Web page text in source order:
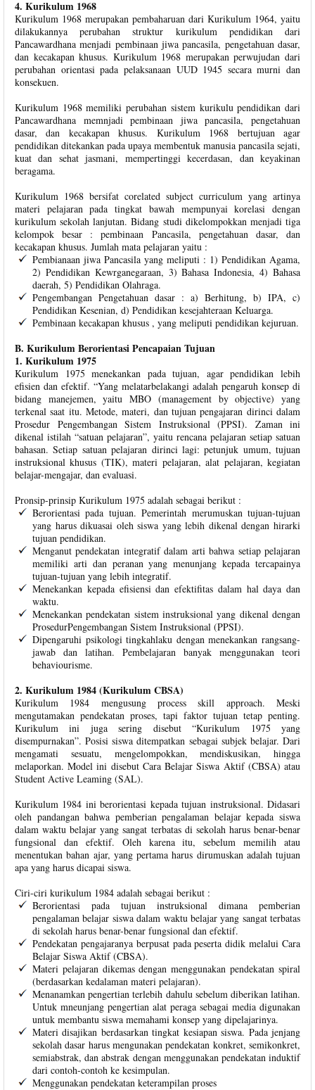
4. Kurikulum 1968
Kurikulum 1968 merupakan pembaharuan dari Kurikulum 1964, yaitu
dilakukannya perubahan struktur kurikulum pendidikan dari
Pancawardhana menjadi pembinaan jiwa pancasila, pengetahuan dasar,
dan kecakapan khusus. Kurikulum 1968 merupakan perwujudan dari
perubahan orientasi pada pelaksanaan UUD 1945 secara murni dan
konsekuen.
Kurikulum 1968 memiliki perubahan sistem kurikulu pendidikan dari
Pancawardhana memnjadi pembinaan jiwa pancasila, pengetahuan
dasar, dan kecakapan khusus. Kurikulum 1968 bertujuan agar
pendidikan ditekankan pada upaya membentuk manusia pancasila sejati,
kuat dan sehat jasmani, mempertinggi kecerdasan, dan keyakinan
beragama.
Kurikulum 1968 bersifat corelated subject curriculum yang artinya
materi pelajaran pada tingkat bawah mempunyai korelasi dengan
kurikulum sekolah lanjutan. Bidang studi dikelompokkan menjadi tiga
kelompok besar : pembinaan Pancasila, pengetahuan dasar, dan
kecakapan khusus. Jumlah mata pelajaran yaitu :
Pembianaan jiwa Pancasila yang meliputi : 1) Pendidikan Agama,
2) Pendidikan Kewrganegaraan, 3) Bahasa Indonesia, 4) Bahasa
daerah, 5) Pendidikan Olahraga.
Pengembangan Pengetahuan dasar : a) Berhitung, b) IPA, c)
Pendidikan Kesenian, d) Pendidikan kesejahteraan Keluarga.
Pembinaan kecakapan khusus , yang meliputi pendidikan kejuruan.
B. Kurikulum Berorientasi Pencapaian Tujuan
1. Kurikulum 1975
Kurikulum 1975 menekankan pada tujuan, agar pendidikan lebih
efisien dan efektif. “Yang melatarbelakangi adalah pengaruh konsep di
bidang manejemen, yaitu MBO (management by objective) yang
terkenal saat itu. Metode, materi, dan tujuan pengajaran dirinci dalam
Prosedur Pengembangan Sistem Instruksional (PPSI). Zaman ini
dikenal istilah “satuan pelajaran”, yaitu rencana pelajaran setiap satuan
bahasan. Setiap satuan pelajaran dirinci lagi: petunjuk umum, tujuan
instruksional khusus (TIK), materi pelajaran, alat pelajaran, kegiatan
belajar-mengajar, dan evaluasi.
Pronsip-prinsip Kurikulum 1975 adalah sebagai berikut :
Berorientasi pada tujuan. Pemerintah merumuskan tujuan-tujuan
yang harus dikuasai oleh siswa yang lebih dikenal dengan hirarki
tujuan pendidikan.
Menganut pendekatan integratif dalam arti bahwa setiap pelajaran
memiliki arti dan peranan yang menunjang kepada tercapainya
tujuan-tujuan yang lebih integratif.
Menekankan kepada efisiensi dan efektifitas dalam hal daya dan
waktu.
Menekankan pendekatan sistem instruksional yang dikenal dengan
ProsedurPengembangan Sistem Instruksional (PPSI).
Dipengaruhi psikologi tingkahlaku dengan menekankan rangsang-
jawab dan latihan. Pembelajaran banyak menggunakan teori
behaviourisme.
2. Kurikulum 1984 (Kurikulum CBSA)
Kurikulum 1984 mengusung process skill approach. Meski
mengutamakan pendekatan proses, tapi faktor tujuan tetap penting.
Kurikulum ini juga sering disebut “Kurikulum 1975 yang
disempurnakan”. Posisi siswa ditempatkan sebagai subjek belajar. Dari
mengamati sesuatu, mengelompokkan, mendiskusikan, hingga
melaporkan. Model ini disebut Cara Belajar Siswa Aktif (CBSA) atau
Student Active Leaming (SAL).
Kurikulum 1984 ini berorientasi kepada tujuan instruksional. Didasari
oleh pandangan bahwa pemberian pengalaman belajar kepada siswa
dalam waktu belajar yang sangat terbatas di sekolah harus benar-benar
fungsional dan efektif. Oleh karena itu, sebelum memilih atau
menentukan bahan ajar, yang pertama harus dirumuskan adalah tujuan
apa yang harus dicapai siswa.
Ciri-ciri kurikulum 1984 adalah sebagai berikut :
Berorientasi pada tujuan instruksional dimana pemberian
pengalaman belajar siswa dalam waktu belajar yang sangat terbatas
di sekolah harus benar-benar fungsional dan efektif.
Pendekatan pengajaranya berpusat pada peserta didik melalui Cara
Belajar Siswa Aktif (CBSA).
Materi pelajaran dikemas dengan menggunakan pendekatan spiral
(berdasarkan kedalaman materi pelajaran).
Menanamkan pengertian terlebih dahulu sebelum diberikan latihan.
Untuk mneunjang pengertian alat peraga sebagai media digunakan
untuk membantu siswa memahami konsep yang dipelajarinya.
Materi disajikan berdasarkan tingkat kesiapan siswa. Pada jenjang
sekolah dasar harus mengunakan pendekatan konkret, semikonkret,
semiabstrak, dan abstrak dengan menggunakan pendekatan induktif
dari contoh-contoh ke kesimpulan.
Menggunakan pendekatan keterampilan proses